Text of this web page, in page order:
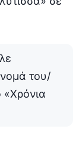
του/
«Χρόνια